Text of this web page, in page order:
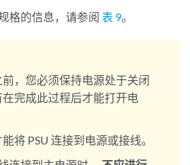
格的信息，请参阅 表 9。
，您必须保持电源处于关闭
完成此过程后才能打开电
将 PSU 连接到电源或接线。